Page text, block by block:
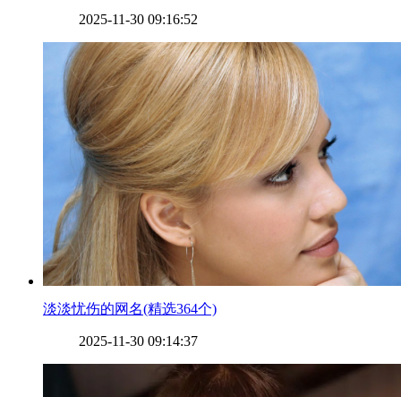
2025-11-30 09:16:52
​淡淡忧伤的网名(精选364个)
2025-11-30 09:14:37